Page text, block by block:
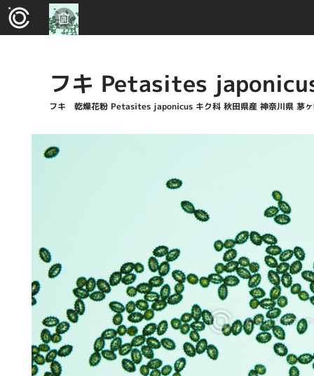
フキ Petasites
フキ 乾燥花粉 Petasites japonicus キク科 秋田県産 神奈川県 茅